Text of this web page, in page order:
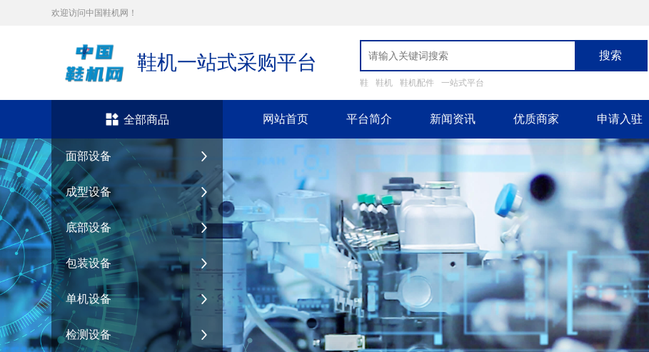
欢迎访问中国鞋机网！
鞋机一站式采购平台 搜索
鞋 鞋机 鞋机配件 一站式平台
全部商品
面部设备
成型设备
底部设备
包装设备
单机设备
检测设备
网站首页 平台简介 新闻资讯 优质商家 申请入驻